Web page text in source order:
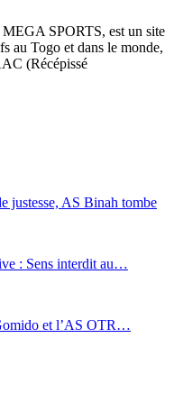
SPORTS, est un site
au Togo et dans le monde,
(Récépissé
justesse, AS Binah tombe
: Sens interdit au…
et l’AS OTR…